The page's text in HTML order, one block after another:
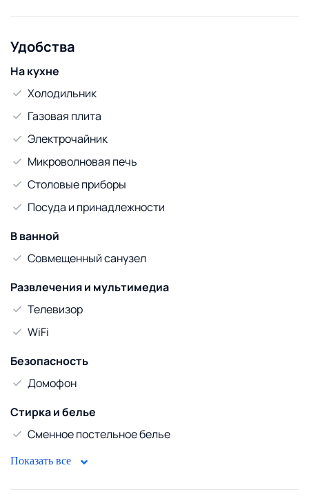
Удобства
На кухне
Холодильник
Газовая плита
Электрочайник
Микроволновая печь
Столовые приборы
Посуда и принадлежности
В ванной
Совмещенный санузел
Развлечения и мультимедиа
Телевизор
WiFi
Безопасность
Домофон
Стирка и белье
Сменное постельное белье
Сушилка для белья
Показать все